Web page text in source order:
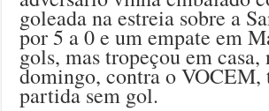
goleada na estreia sobre a
por 5 a 0 e um empate em
gols, mas tropeçou em
domingo, contra o VOCEM,
partida sem gol.